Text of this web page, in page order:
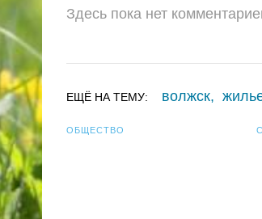
Здесь пока нет
ЕЩЁ НА ТЕМУ: волжск,
ОБЩЕСТВО